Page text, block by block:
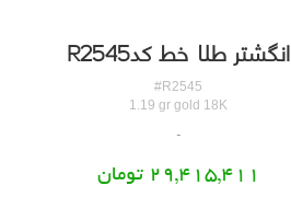
انگشتر طلا خط کدR2545
#R2545
1.19 gr gold 18K
29,415,411 تومان